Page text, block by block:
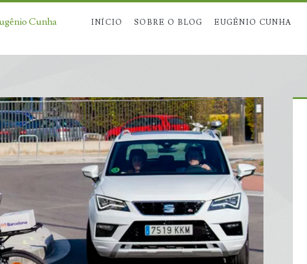
Cunha INÍCIO SOBRE O BLOG EUGÊNIO CUNHA